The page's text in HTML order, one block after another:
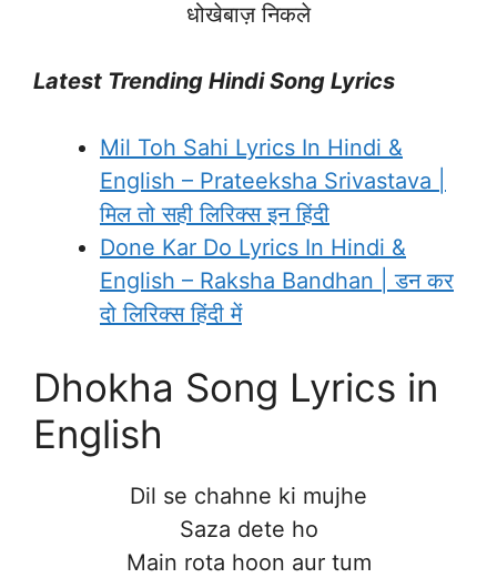
धोखेबाज़ निकले
Latest Trending Hindi Song Lyrics
Mil Toh Sahi Lyrics In Hindi &
English – Prateeksha Srivastava |
मिल तो सही लिरिक्स इन हिंदी
Done Kar Do Lyrics In Hindi &
English – Raksha Bandhan | डन कर
दो लिरिक्स हिंदी में
Dhokha Song Lyrics in
English
Dil se chahne ki mujhe
Saza dete ho
Main rota hoon aur tum